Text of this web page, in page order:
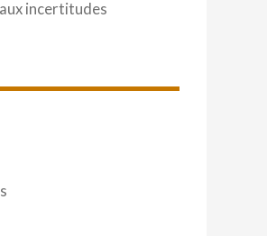
incertitudes